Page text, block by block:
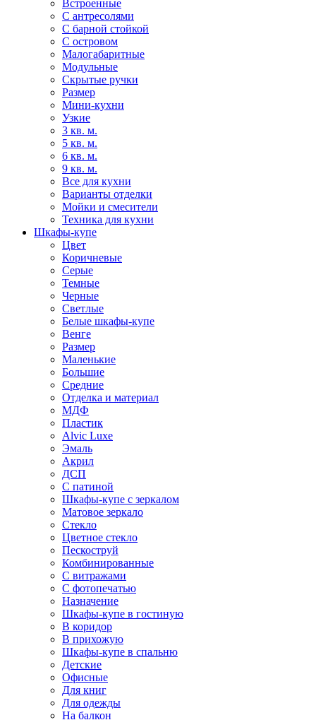
Встроенные
С антресолями
С барной стойкой
С островом
Малогабаритные
Модульные
Скрытые ручки
Размер
Мини-кухни
Узкие
3 кв. м.
5 кв. м.
6 кв. м.
9 кв. м.
Все для кухни
Варианты отделки
Мойки и смесители
Техника для кухни
Шкафы-купе
Цвет
Коричневые
Серые
Темные
Черные
Светлые
Белые шкафы-купе
Венге
Размер
Маленькие
Большие
Средние
Отделка и материал
МДФ
Пластик
Alvic Luxe
Эмаль
Акрил
ДСП
С патиной
Шкафы-купе с зеркалом
Матовое зеркало
Стекло
Цветное стекло
Пескоструй
Комбинированные
С витражами
С фотопечатью
Назначение
Шкафы-купе в гостиную
В коридор
В прихожую
Шкафы-купе в спальню
Детские
Офисные
Для книг
Для одежды
На балкон